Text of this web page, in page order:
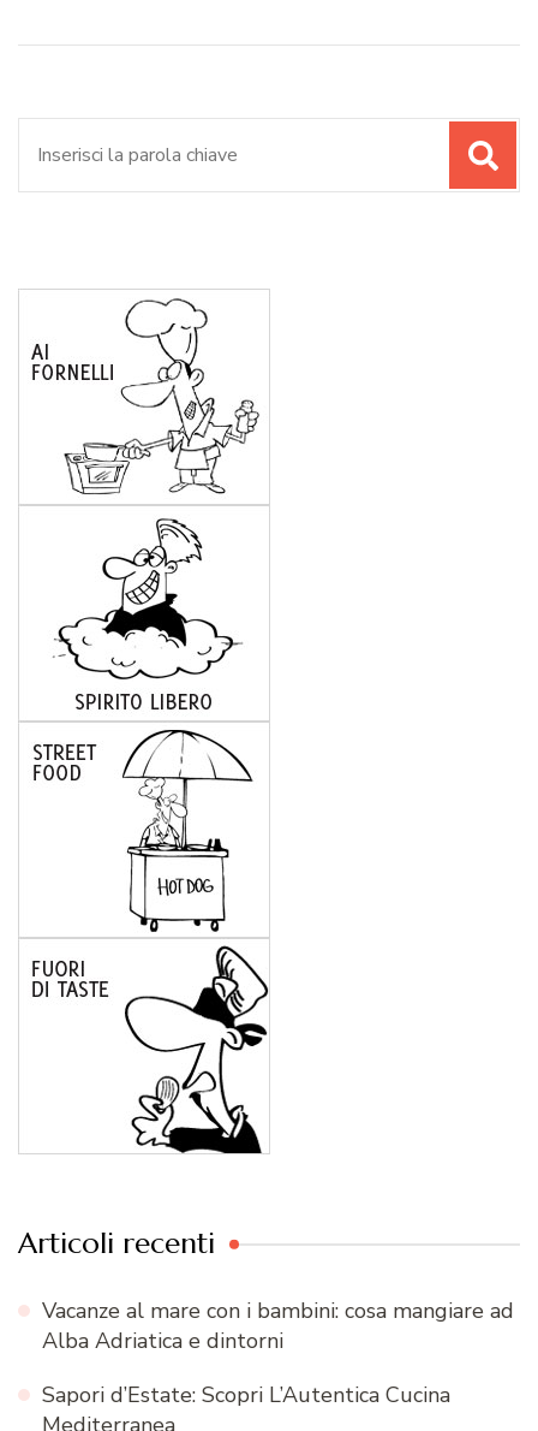
Articoli recenti
Vacanze al mare con i bambini: cosa mangiare ad
Alba Adriatica e dintorni
Sapori d’Estate: Scopri L’Autentica Cucina
Mediterranea